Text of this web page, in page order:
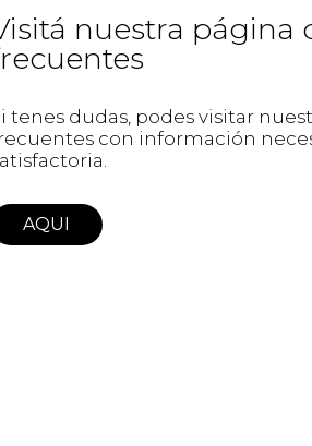
nuestra página
tenes dudas, podes visitar
con información
AQUI